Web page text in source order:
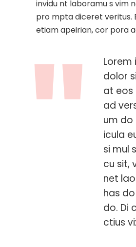
invidu nt laboramu s vim
pro mpta diceret veritus.
etiam apeirian, cor pora
Lorem
dolor
at eos
ad
um do
icula
si mul
cu sit,
net
has
do. Di
ctius